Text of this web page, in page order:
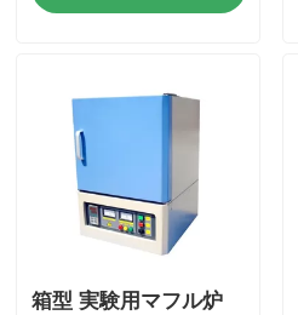
プラズマアーク炉
車の最下の炉
箱型 実験用マフル炉